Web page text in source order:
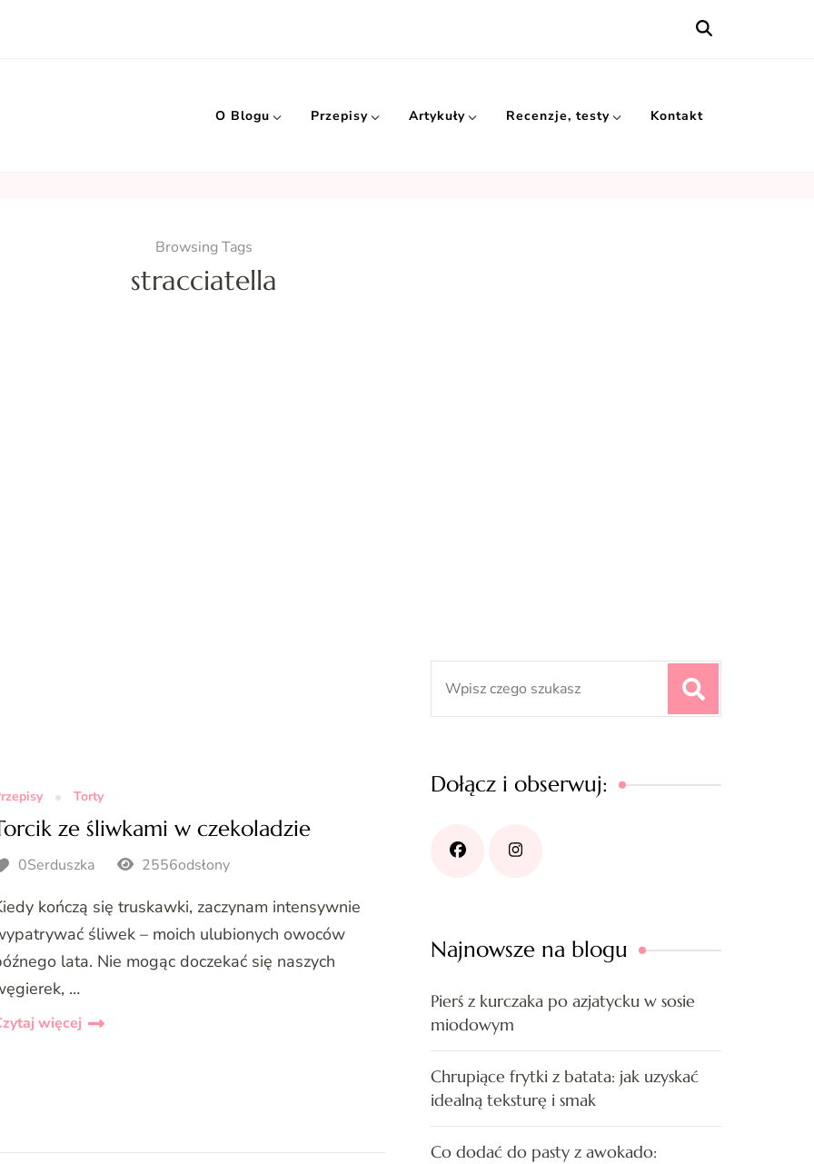
O Blogu Przepisy Artykuły Recenzje, testy Kontakt
Browsing Tags
stracciatella
Torty
ze śliwkami w czekoladzie
0Serduszka 2556odsłony
kończą się truskawki, zaczynam intensywnie
śliwek – moich ulubionych owoców
lata. Nie mogąc doczekać się naszych
…
więcej
Dołącz i obserwuj:
Najnowsze na blogu
Pierś z kurczaka po azjatycku w sosie
miodowym
Chrupiące frytki z batata: jak uzyskać
idealną teksturę i smak
Co dodać do pasty z awokado: